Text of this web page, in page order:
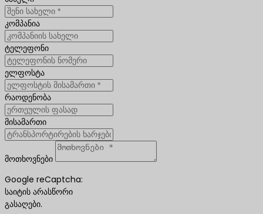
კომპანია
ტელეფონი
ელფოსტა
რაოდენობა
მისამართი
მოთხოვნები
Google reCaptcha:
საიტის არასწორი
გასაღები.